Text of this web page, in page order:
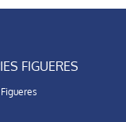
FIGUERES